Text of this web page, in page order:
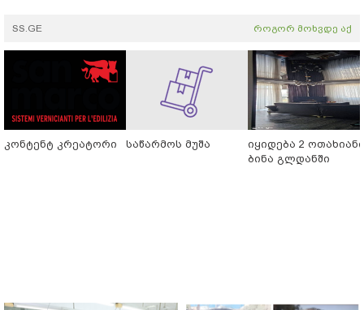
SS.GE როგორ მოხვდე აქ
კონტენტ კრეატორი საწარმოს მუშა
იყიდება 2 ოთახიანი
ბინა გლდანში